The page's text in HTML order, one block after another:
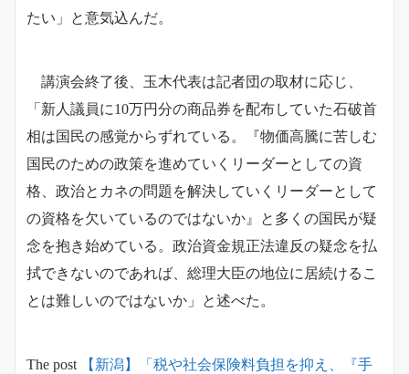
たい」と意気込んだ。
講演会終了後、玉木代表は記者団の取材に応じ、
「新人議員に10万円分の商品券を配布していた石破首
相は国民の感覚からずれている。『物価高騰に苦しむ
国民のための政策を進めていくリーダーとしての資
格、政治とカネの問題を解決していくリーダーとして
の資格を欠いているのではないか』と多くの国民が疑
念を抱き始めている。政治資金規正法違反の疑念を払
拭できないのであれば、総理大臣の地位に居続けるこ
とは難しいのではないか」と述べた。
The post
【新潟】「税や社会保険料負担を抑え、『手